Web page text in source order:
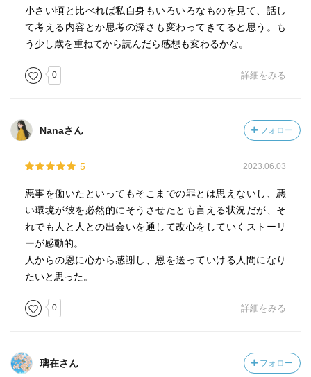
小さい頃と比べれば私自身もいろいろなものを見て、話し
て考える内容とか思考の深さも変わってきてると思う。も
う少し歳を重ねてから読んだら感想も変わるかな。
0 詳細をみる
Nanaさん フォロー
5 2023.06.03
悪事を働いたといってもそこまでの罪とは思えないし、悪
い環境が彼を必然的にそうさせたとも言える状況だが、そ
れでも人と人との出会いを通して改心をしていくストーリ
ーが感動的。
人からの恩に心から感謝し、恩を送っていける人間になり
たいと思った。
0 詳細をみる
璃在さん フォロー